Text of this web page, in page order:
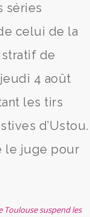
séries
celui de la
de
4 août
les tirs
d’Ustou.
le juge pour
suspend les